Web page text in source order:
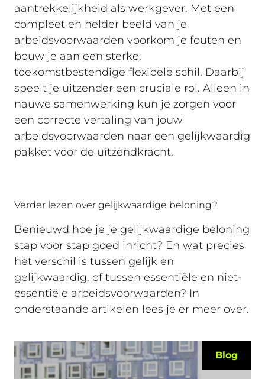
aantrekkelijkheid als werkgever. Met een
compleet en helder beeld van je
arbeidsvoorwaarden voorkom je fouten en
bouw je aan een sterke,
toekomstbestendige flexibele schil. Daarbij
speelt je uitzender een cruciale rol. Alleen in
nauwe samenwerking kun je zorgen voor
een correcte vertaling van jouw
arbeidsvoorwaarden naar een gelijkwaardig
pakket voor de uitzendkracht.
Verder lezen over gelijkwaardige beloning?
Benieuwd hoe je je gelijkwaardige beloning
stap voor stap goed inricht? En wat precies
het verschil is tussen gelijk en
gelijkwaardig, of tussen essentiële en niet-
essentiële arbeidsvoorwaarden? In
onderstaande artikelen lees je er meer over.
Blog